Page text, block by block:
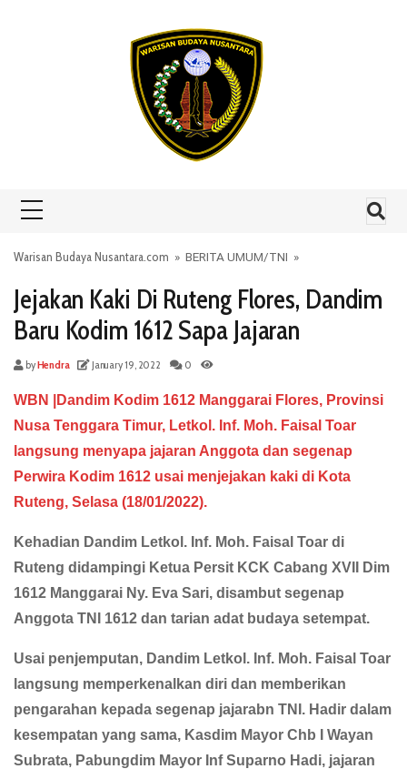
Warisan Budaya Nusantara.com » BERITA UMUM/TNI »
Jejakan Kaki Di Ruteng Flores, Dandim
Baru Kodim 1612 Sapa Jajaran
byHendra January 19, 2022 0
WBN |Dandim Kodim 1612 Manggarai Flores, Provinsi
Nusa Tenggara Timur, Letkol. Inf. Moh. Faisal Toar
langsung menyapa jajaran Anggota dan segenap
Perwira Kodim 1612 usai menjejakan kaki di Kota
Ruteng, Selasa (18/01/2022).
Kehadian Dandim Letkol. Inf. Moh. Faisal Toar di
Ruteng didampingi Ketua Persit KCK Cabang XVII Dim
1612 Manggarai Ny. Eva Sari, disambut segenap
Anggota TNI 1612 dan tarian adat budaya setempat.
Usai penjemputan, Dandim Letkol. Inf. Moh. Faisal Toar
langsung memperkenalkan diri dan memberikan
pengarahan kepada segenap jajarabn TNI. Hadir dalam
kesempatan yang sama, Kasdim Mayor Chb I Wayan
Subrata, Pabungdim Mayor Inf Suparno Hadi, jajaran